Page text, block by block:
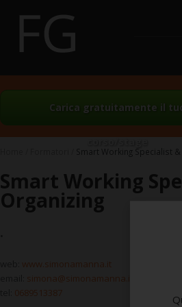
Carica gratuitamente il
corso/stage
Smart Working Specialist
Smart Working
Organizing
www.simonamanna.it
simona@simonamanna.it
0689513387